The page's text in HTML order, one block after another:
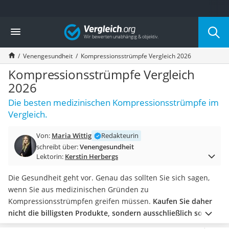
Die beliebtesten Vergleiche nach Kategorie
Drogerie
Inhalator
Haarschneider
Rollator
Braun Rasierer
Katzenklappe (Chip)
Rasierer
Masturbator
Epilierer
Reisehaartrockner
Magnesiumpräparat
Katzenklappe
Nackenmassagegerät
Zeckenschutz Katze
leichter Haartrockner
Vergleich
Venengesundheit Kompressionsstrümpfe Vergleich 2026
Kompressionsstrümpfe Vergleich
2026
Die besten medizinischen Kompressionsstrümpfe im
Vergleich.
Von: Maria Wittig
Redakteurin
schreibt über:Venengesundheit
Lektorin: Kerstin Herbergs
Die Gesundheit geht vor. Genau das sollten Sie sich sagen,
wenn Sie aus medizinischen Gründen zu
Kompressionsstrümpfen greifen müssen. Kaufen Sie daher
nicht die billigsten Produkte, sondern ausschließlich solche,
die medizinisch auch wirksam sind. Besprechen Sie mit